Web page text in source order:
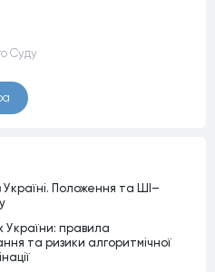
Суду
Положення та ШІ–
України: правила
та ризики алгоритмічної